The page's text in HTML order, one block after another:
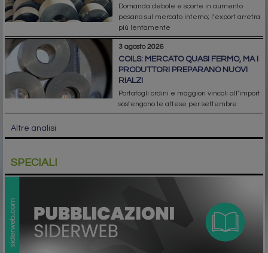
Domanda debole e scorte in aumento
pesano sul mercato interno; l’export arretra
più lentamente
3 agosto 2026
COILS: MERCATO QUASI FERMO, MA I
PRODUTTORI PREPARANO NUOVI
RIALZI
Portafogli ordini e maggiori vincoli all’import
sostengono le attese per settembre
Altre analisi
SPECIALI